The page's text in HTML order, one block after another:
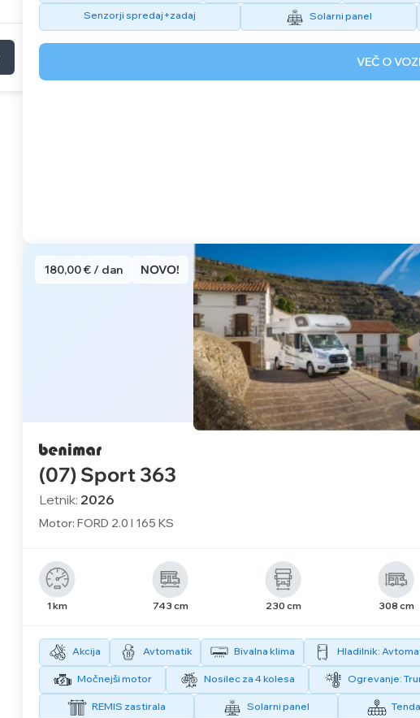
Senzorji spredaj+zadaj Solarni panel
VEČ O
180,00 € / dan NOVO!
(07) Sport 363
Letnik: 2026
Motor: FORD 2.0 l 165 KS
1 km 743 cm 230 cm 308 cm
Akcija Avtomatik Bivalna klima Hladilnik:
Močnejši motor Nosilec za 4 kolesa Ogrevanje:
REMIS zastirala Solarni panel Tenda